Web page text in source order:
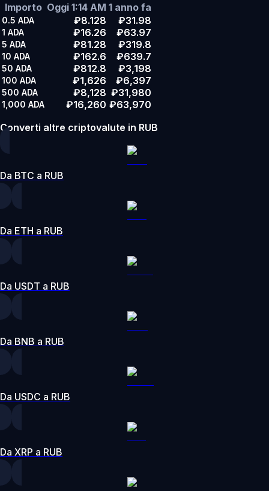
Importo Oggi 1:14 AM 1 anno fa
0.5 ADA ₽8.128 ₽31.98
1 ADA ₽16.26 ₽63.97
5 ADA ₽81.28 ₽319.8
10 ADA ₽162.6 ₽639.7
50 ADA ₽812.8 ₽3,198
100 ADA ₽1,626 ₽6,397
500 ADA ₽8,128 ₽31,980
1,000 ADA ₽16,260 ₽63,970
Converti altre criptovalute in RUB
Da BTC a RUB
Da ETH a RUB
Da USDT a RUB
Da BNB a RUB
Da USDC a RUB
Da XRP a RUB